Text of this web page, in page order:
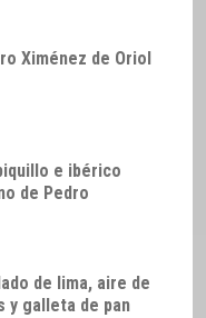
Ximénez de Oriol
e ibérico
de Pedro
de lima, aire de
y galleta de pan